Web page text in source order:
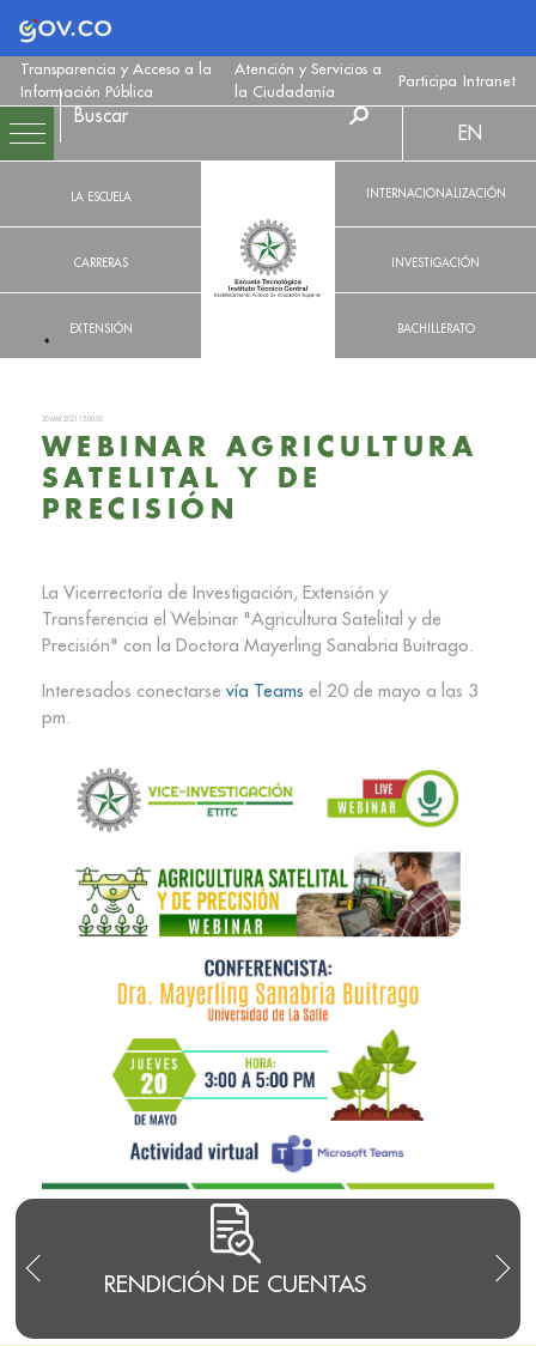
Logo Gobierno de Colombia
Transparencia y Acceso a la
Información Pública
Atención y Servicios a
la Ciudadanía
Participa Intranet
LA ESCUELA
CARRERAS
EXTENSIÓN
EN
INTERNACIONALIZACIÓN
INVESTIGACIÓN
BACHILLERATO
RENDICIÓN DE CUENTAS
20 MAY. 2021 15:00:00
WEBINAR AGRICULTURA
SATELITAL Y DE
PRECISIÓN
La Vicerrectoría de Investigación, Extensión y
Transferencia el Webinar "Agricultura Satelital y de
Precisión" con la Doctora Mayerling Sanabria Buitrago.
Interesados conectarse vía Teams el 20 de mayo a las 3
pm.